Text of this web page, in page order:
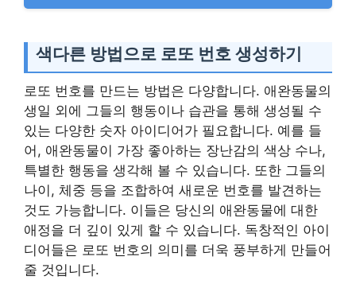
색다른 방법으로 로또 번호 생성하기
로또 번호를 만드는 방법은 다양합니다. 애완동물의
생일 외에 그들의 행동이나 습관을 통해 생성될 수
있는 다양한 숫자 아이디어가 필요합니다. 예를 들
어, 애완동물이 가장 좋아하는 장난감의 색상 수나,
특별한 행동을 생각해 볼 수 있습니다. 또한 그들의
나이, 체중 등을 조합하여 새로운 번호를 발견하는
것도 가능합니다. 이들은 당신의 애완동물에 대한
애정을 더 깊이 있게 할 수 있습니다. 독창적인 아이
디어들은 로또 번호의 의미를 더욱 풍부하게 만들어
줄 것입니다.